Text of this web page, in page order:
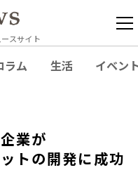
スサイト
ラム 生活 イベン
業が
トの開発に成功